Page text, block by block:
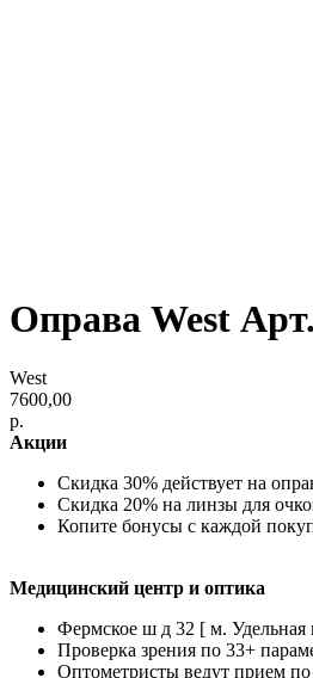
Оправа West
West
7600,00
р.
Акции
Скидка 30% действует на
Скидка 20% на линзы для
Копите бонусы с каждой
Медицинский центр и оптика
Фермское ш д 32 [ м. Удельная
Проверка зрения по 33+
Оптометристы ведут прием по